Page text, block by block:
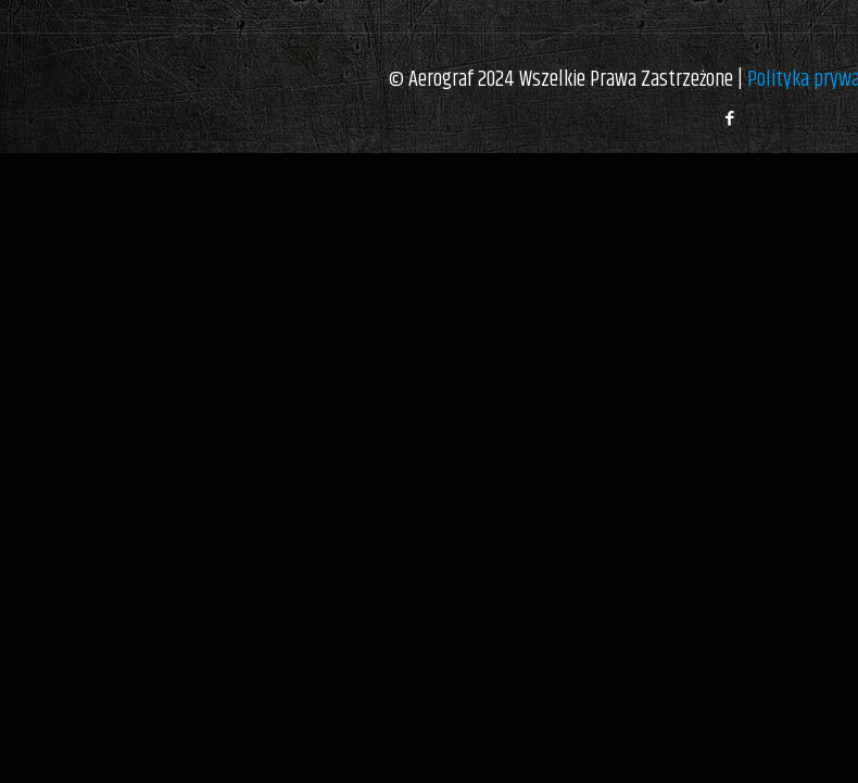
© Aerograf 2024 Wszelkie Prawa Zastrzeżone |Polityka